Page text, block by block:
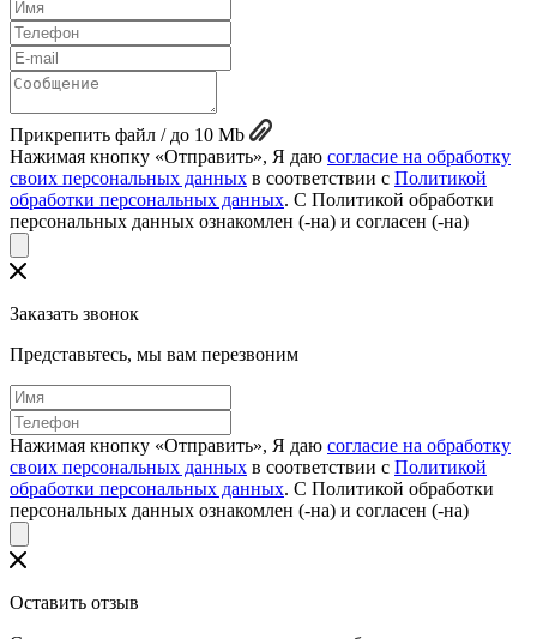
Прикрепить файл / до 10 Mb
Нажимая кнопку «Отправить», Я даю согласие на обработку
своих персональных данных в соответствии с Политикой
обработки персональных данных. С Политикой обработки
персональных данных ознакомлен (-на) и согласен (-на)
Заказать звонок
Представьтесь, мы вам перезвоним
Нажимая кнопку «Отправить», Я даю согласие на обработку
своих персональных данных в соответствии с Политикой
обработки персональных данных. С Политикой обработки
персональных данных ознакомлен (-на) и согласен (-на)
Оставить отзыв